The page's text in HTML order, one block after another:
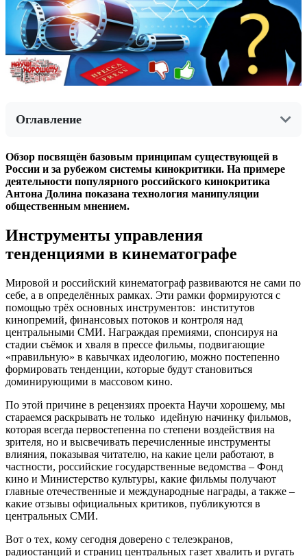
Оглавление
Обзор посвящён базовым принципам существующей в
России и за рубежом системы кинокритики. На примере
деятельности популярного российского кинокритика
Антона Долина показана технология манипуляции
общественным мнением.
Инструменты управления
тенденциями в кинематографе
Мировой и российский кинематограф развиваются не сами по
себе, а в определённых рамках. Эти рамки формируются с
помощью трёх основных инструментов: институтов
кинопремий, финансовых потоков и контроля над
центральными СМИ. Награждая премиями, спонсируя на
стадии съёмок и хваля в прессе фильмы, подвигающие
«правильную» в кавычках идеологию, можно постепенно
формировать тенденции, которые будут становиться
доминирующими в массовом кино.
По этой причине в рецензиях проекта Научи хорошему, мы
стараемся раскрывать не только идейную начинку фильмов,
которая всегда первостепенна по степени воздействия на
зрителя, но и высвечивать перечисленные инструменты
влияния, показывая читателю, на какие цели работают, в
частности, российские государственные ведомства – Фонд
кино и Министерство культуры, какие фильмы получают
главные отечественные и международные награды, а также –
какие отзывы официальных критиков, публикуются в
центральных СМИ.
Вот о тех, кому сегодня доверено с телеэкранов,
радиостанций и страниц центральных газет хвалить и ругать